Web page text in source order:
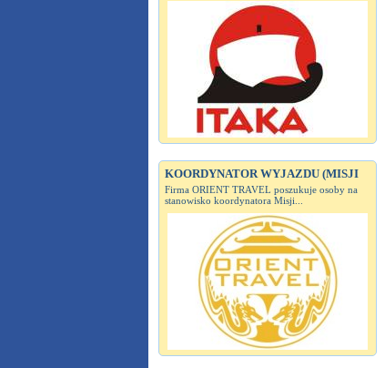
KOORDYNATOR WYJAZDU (MISJI
Firma ORIENT TRAVEL poszukuje osoby na
stanowisko koordynatora Misji...